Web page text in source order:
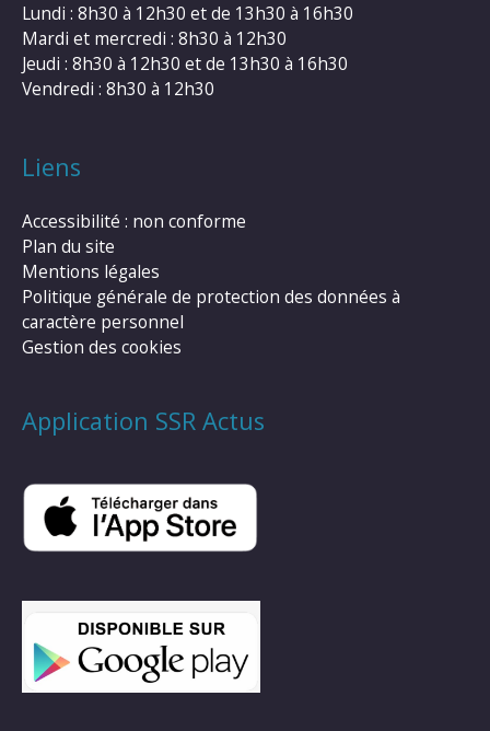
Lundi : 8h30 à 12h30 et de 13h30 à 16h30
Mardi et mercredi : 8h30 à 12h30
Jeudi : 8h30 à 12h30 et de 13h30 à 16h30
Vendredi : 8h30 à 12h30
Liens
Accessibilité : non conforme
Plan du site
Mentions légales
Politique générale de protection des données à
caractère personnel
Gestion des cookies
Application SSR Actus